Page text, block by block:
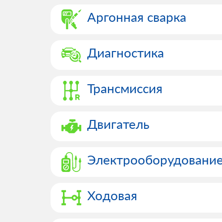
Аргонная сварка
Диагностика
Трансмиссия
Двигатель
Ходовая